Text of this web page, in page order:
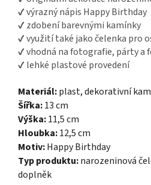
✔ výrazný nápis Happy Birthday
✔ zdobení barevnými kamínky
✔ využití také jako čelenka pro
✔ vhodná na fotografie, párty a
✔ lehké plastové provedení
Materiál:plast, dekorativní
Šířka:13 cm
Výška:11,5 cm
Hloubka:12,5 cm
Motiv:Happy Birthday
Typ produktu:narozeninová
doplněk